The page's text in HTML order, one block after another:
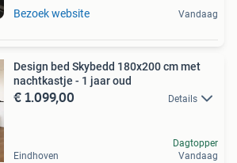
Bezoek website Vandaag
Design bed Skybedd 180x200 cm met
nachtkastje - 1 jaar oud
€ 1.099,00 Details
Eindhoven
Dagtopper
Vandaag